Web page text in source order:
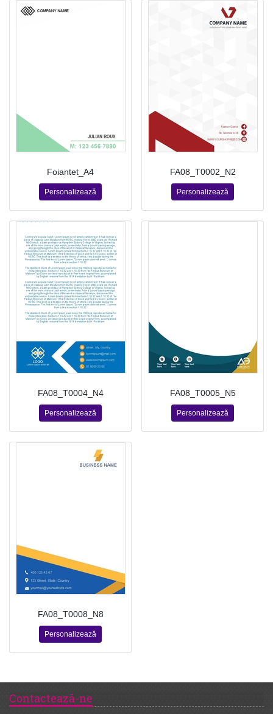
Foiantet_A4
Personalizează
FA08_T0002_N2
Personalizează
FA08_T0004_N4
Personalizează
FA08_T0005_N5
Personalizează
FA08_T0008_N8
Personalizează
Contactează-ne